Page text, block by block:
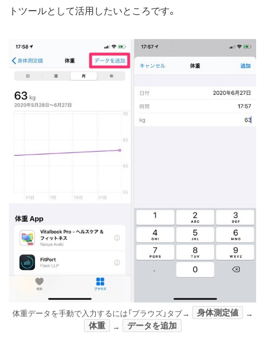
トツールとして活用したいところです。
体重データを手動で入力するには「ブラウズ」タブ→ 身体測定値 →
体重 → データを追加